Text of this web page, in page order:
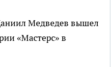
Медведев вышел
«Мастерс» в